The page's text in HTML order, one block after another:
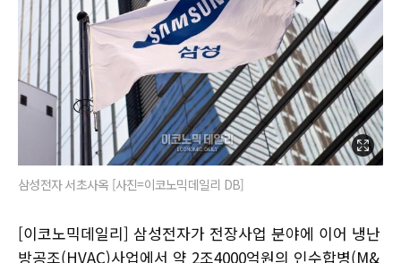
삼성전자 서초사옥 [사진=이코노믹데일리 DB]
[이코노믹데일리] 삼성전자가 전장사업 분야에 이어 냉난
방공조(HVAC)사업에서 약 2조4000억원의 인수합병(M&